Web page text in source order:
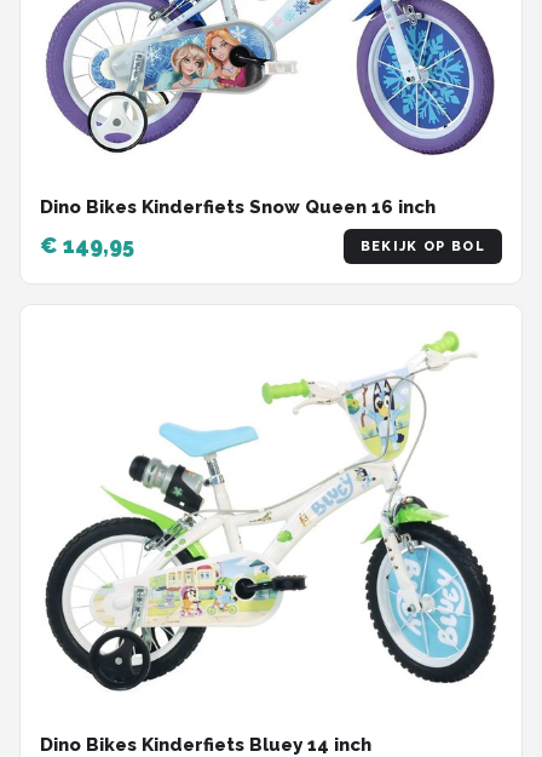
Dino Bikes Kinderfiets Snow Queen 16 inch
€ 149,95 BEKIJK OP BOL
Dino Bikes Kinderfiets Bluey 14 inch